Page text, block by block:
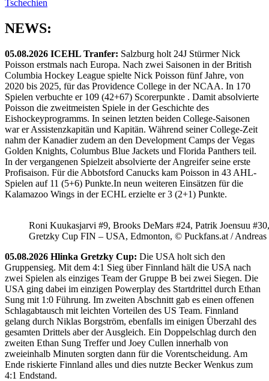
Tschechien
NEWS:
05.08.2026 ICEHL Tranfer: Salzburg holt 24J Stürmer Nick
Poisson erstmals nach Europa. Nach zwei Saisonen in der British
Columbia Hockey League spielte Nick Poisson fünf Jahre, von
2020 bis 2025, für das Providence College in der NCAA. In 170
Spielen verbuchte er 109 (42+67) Scorerpunkte . Damit absolvierte
Poisson die zweitmeisten Spiele in der Geschichte des
Eishockeyprogramms. In seinen letzten beiden College-Saisonen
war er Assistenzkapitän und Kapitän. Während seiner College-Zeit
nahm der Kanadier zudem an den Development Camps der Vegas
Golden Knights, Columbus Blue Jackets und Florida Panthers teil.
In der vergangenen Spielzeit absolvierte der Angreifer seine erste
Profisaison. Für die Abbotsford Canucks kam Poisson in 43 AHL-
Spielen auf 11 (5+6) Punkte.In neun weiteren Einsätzen für die
Kalamazoo Wings in der ECHL erzielte er 3 (2+1) Punkte.
Roni Kuukasjarvi #9, Brooks DeMars #24, Patrik Joensuu
Gretzky Cup FIN – USA, Edmonton, © Puckfans.at / Andreas
05.08.2026 Hlinka Gretzky Cup: Die USA holt sich den
Gruppensieg. Mit dem 4:1 Sieg über Finnland hält die USA nach
zwei Spielen als einziges Team der Gruppe B bei zwei Siegen. Die
USA ging dabei im einzigen Powerplay des Startdrittel durch Ethan
Sung mit 1:0 Führung. Im zweiten Abschnitt gab es einen offenen
Schlagabtausch mit leichten Vorteilen des US Team. Finnland
gelang durch Niklas Borgström, ebenfalls im einigen Überzahl des
gesamten Drittels aber der Ausgleich. Ein Doppelschlag durch den
zweiten Ethan Sung Treffer und Joey Cullen innerhalb von
zweieinhalb Minuten sorgten dann für die Vorentscheidung. Am
Ende riskierte Finnland alles und dies nutzte Becker Wenkus zum
4:1 Endstand.